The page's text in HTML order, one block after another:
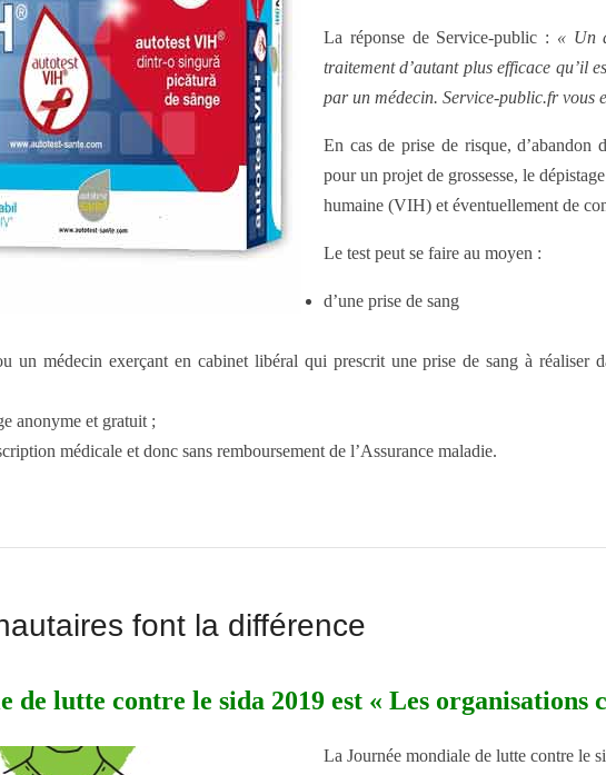
La réponse de Service-public : « Un
traitement d’autant plus efficace qu’il
par un médecin. Service-public.fr vous
En cas de prise de risque, d’abandon
pour un projet de grossesse, le
humaine (VIH) et éventuellement de
Le test peut se faire au moyen :
d’une prise de sang
un médecin exerçant en cabinet libéral qui prescrit une prise de sang à réaliser
anonyme et gratuit ;
médicale et donc sans remboursement de l’Assurance maladie.
font la différence
de lutte contre le sida 2019 est « Les
La Journée mondiale de lutte contre le